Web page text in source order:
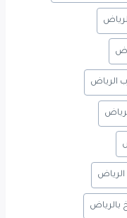
الرياض
بالرياض